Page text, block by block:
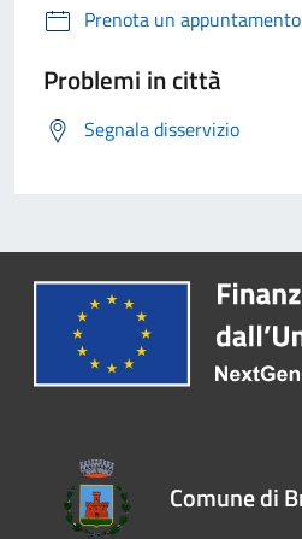
Prenota un appuntamento
Problemi in città
Segnala disservizio
Comune di